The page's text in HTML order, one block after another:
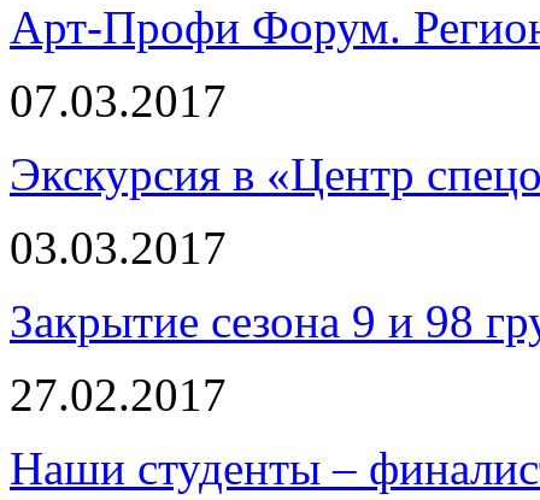
Арт-Профи Форум.
07.03.2017
Экскурсия в «Центр
03.03.2017
Закрытие сезона 9 и 98
27.02.2017
Наши студенты –